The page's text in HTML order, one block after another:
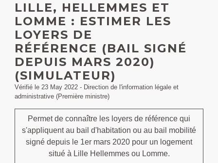
LILLE, HELLEMMES ET
LOMME : ESTIMER LES
LOYERS DE
RÉFÉRENCE (BAIL SIGNÉ
DEPUIS MARS 2020)
(SIMULATEUR)
Vérifié le 23 May 2022 - Direction de l'information légale et
administrative (Première ministre)
Permet de connaître les loyers de référence qui
s'appliquent au bail d'habitation ou au bail mobilité
signé depuis le 1er mars 2020 pour un logement
situé à Lille Hellemmes ou Lomme.